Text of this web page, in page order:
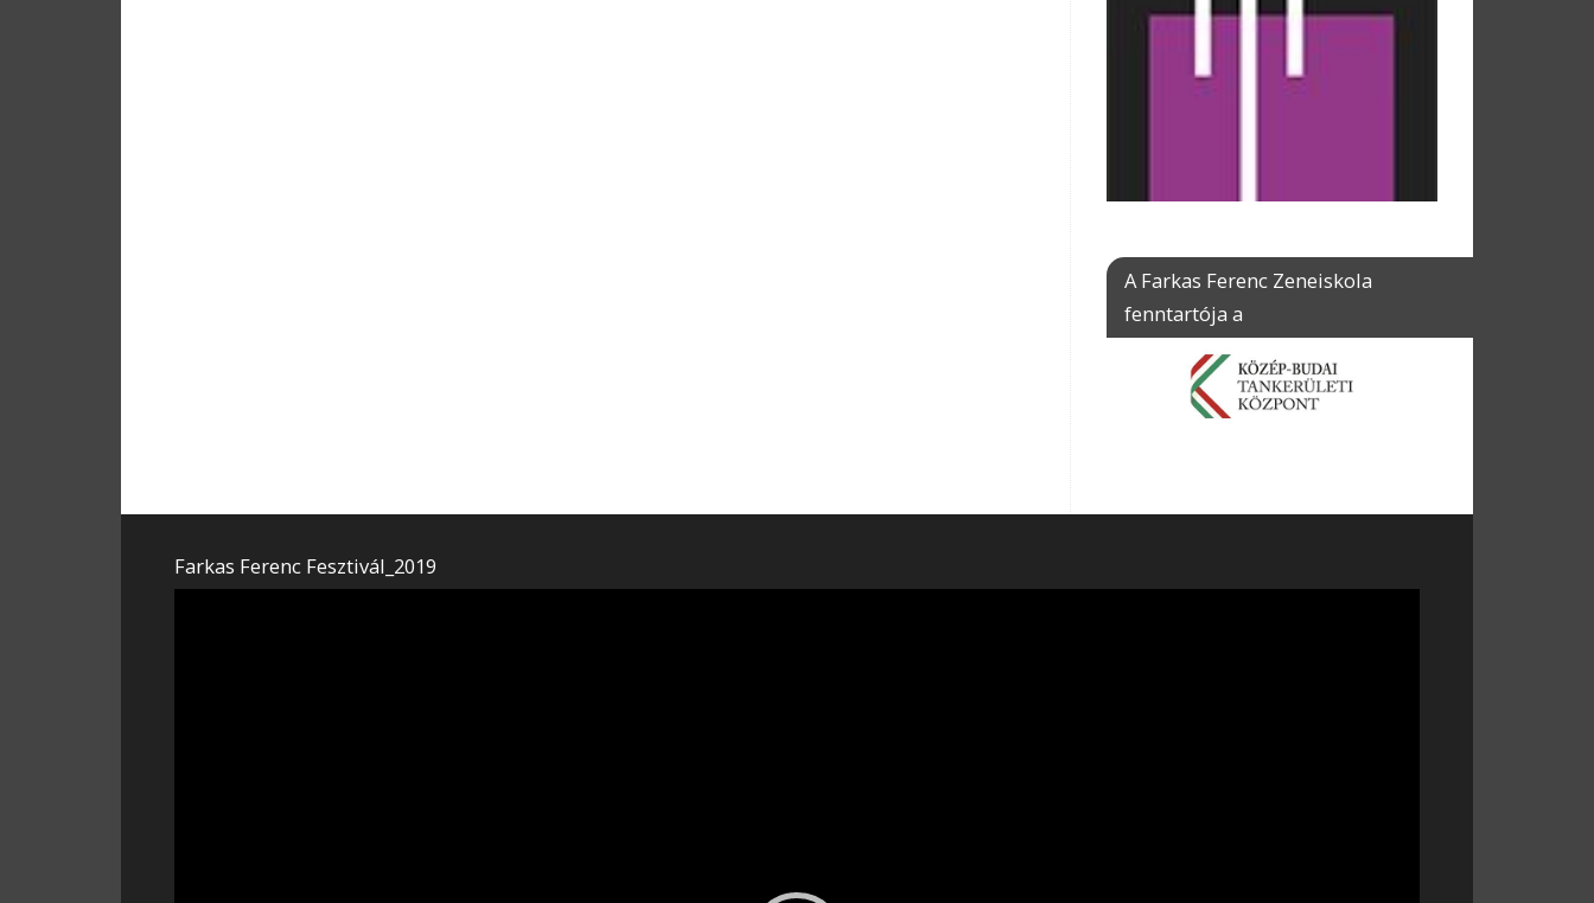
A Farkas Ferenc Zeneiskola
fenntartója a
Farkas Ferenc Fesztivál_2019